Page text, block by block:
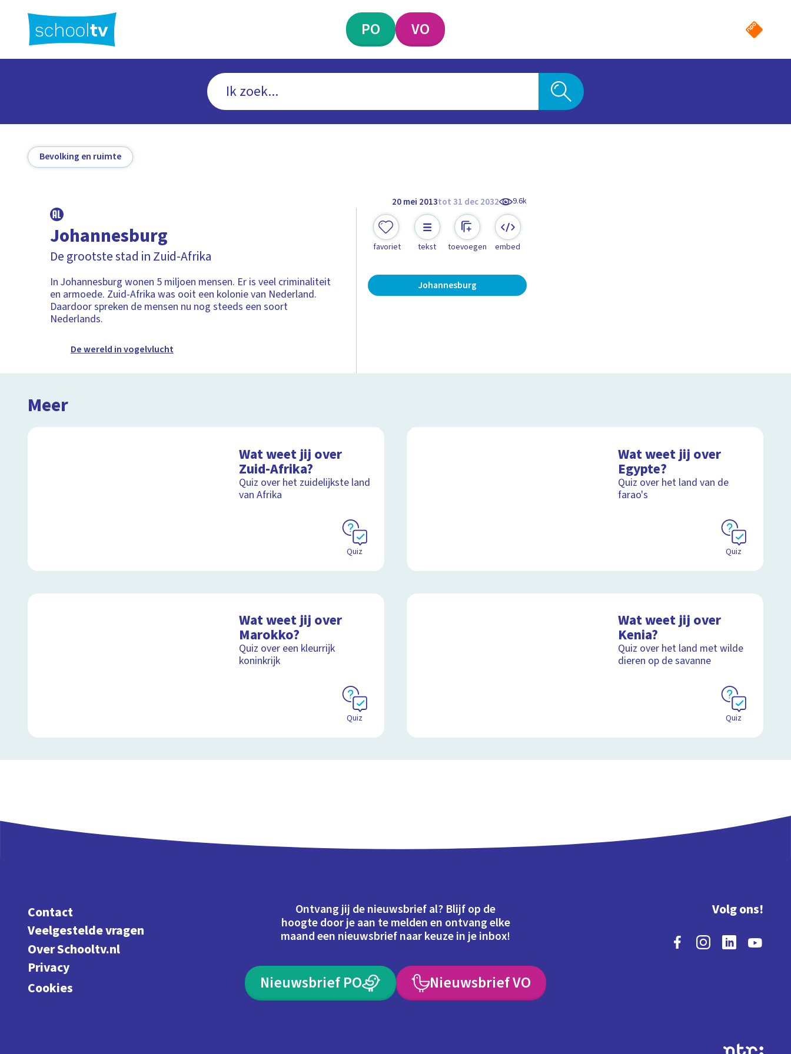
hoofdinhoud
PO VO
Bevolking en ruimte
20 mei 2013tot 31 dec 2032 9.6k
Johannesburg
De grootste stad in Zuid-Afrika
In Johannesburg wonen 5 miljoen mensen. Er is veel criminaliteit
en armoede. Zuid-Afrika was ooit een kolonie van Nederland.
Daardoor spreken de mensen nu nog steeds een soort
Nederlands.
De wereld in vogelvlucht
favoriet tekst toevoegen embed
Johannesburg
Meer
Wat weet jij over
Zuid-Afrika?
Quiz over het zuidelijkste land
van Afrika
Quiz
Wat weet jij over
Egypte?
Quiz over het land van de
farao's
Quiz
Wat weet jij over
Marokko?
Quiz over een kleurrijk
koninkrijk
Quiz
Wat weet jij over
Kenia?
Quiz over het land met wilde
dieren op de savanne
Quiz
Contact
Veelgestelde vragen
Over Schooltv.nl
Privacy
Cookies
Ontvang jij de nieuwsbrief al? Blijf op de
hoogte door je aan te melden en ontvang elke
maand een nieuwsbrief naar keuze in je inbox!
Nieuwsbrief PO Nieuwsbrief VO
Volg ons!